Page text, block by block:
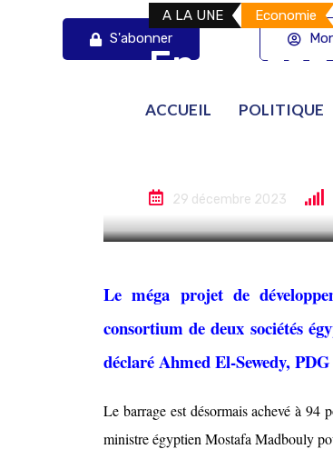
S'abonner
ACCUEIL POLITIQUE
A LA UNE Economie
En
29 décembre 2023
Le méga projet de
consortium de deux sociétés
déclaré Ahmed El-Sewedy,
Le barrage est désormais achevé à 94
ministre égyptien Mostafa Madbouly